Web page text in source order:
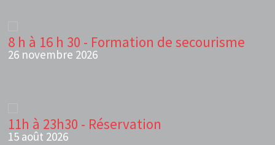
8 h à 16 h 30 - Formation de secourisme
26 novembre 2026
11h à 23h30 - Réservation
15 août 2026